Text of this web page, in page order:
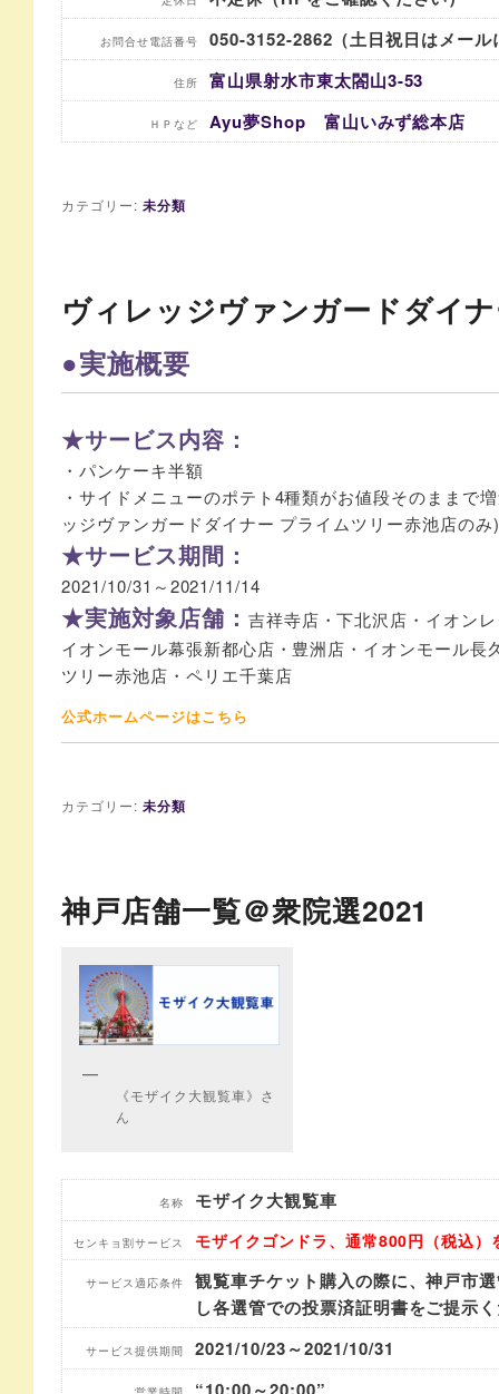
お問合せ電話番号 050-3152-2862（土日祝日はメール
住所 富山県射水市東太閤山3-53
ＨＰなど Ayu夢Shop 富山いみず総本店
カテゴリー: 未分類
ヴィレッジヴァンガードダイ
●実施概要
★サービス内容：
・パンケーキ半額
・サイドメニューのポテト4種類がお値段そのままで
ッジヴァンガードダイナー プライムツリー赤池店のみ)
★サービス期間：
2021/10/31～2021/11/14
★実施対象店舗： 吉祥寺店・下北沢店・イオン
イオンモール幕張新都心店・豊洲店・イオンモール
ツリー赤池店・ペリエ千葉店
公式ホームページはこちら
カテゴリー: 未分類
神戸店舗一覧＠衆院選2021
《モザイク大観覧車》さ
ん
名称 モザイク大観覧車
センキョ割サービス モザイクゴンドラ、通常800円（税込
サービス適応条件
観覧車チケット購入の際に、神戸市
し各選管での投票済証明書をご提示
サービス提供期間 2021/10/23～2021/10/31